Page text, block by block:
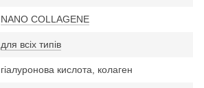
NANO COLLAGENE
для всіх типів
гіалуронова кислота, колаген